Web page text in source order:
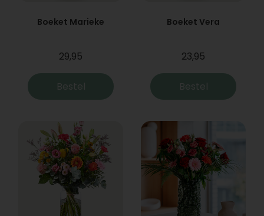
Boeket Marieke
29,95
Bestel
Boeket Vera
23,95
Bestel